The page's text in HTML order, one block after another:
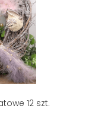
12 szt.